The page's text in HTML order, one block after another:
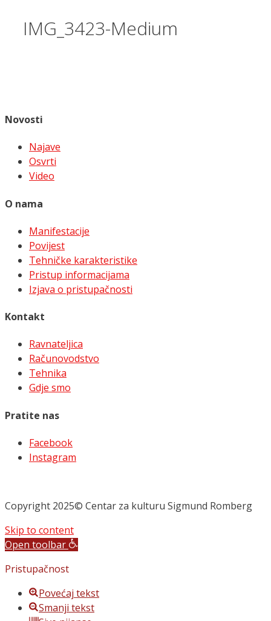
IMG_3423-Medium
Novosti
Najave
Osvrti
Video
O nama
Manifestacije
Povijest
Tehničke karakteristike
Pristup informacijama
Izjava o pristupačnosti
Kontakt
Ravnateljica
Računovodstvo
Tehnika
Gdje smo
Pratite nas
Facebook
Instagram
Copyright 2025© Centar za kulturu Sigmund Romberg
Skip to content
Open toolbar
Pristupačnost
Povećaj tekst
Smanji tekst